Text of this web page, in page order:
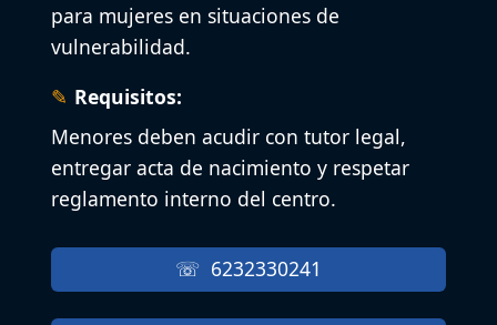
para mujeres en situaciones de
vulnerabilidad.
Requisitos:
Menores deben acudir con tutor legal,
entregar acta de nacimiento y respetar
reglamento interno del centro.
6232330241